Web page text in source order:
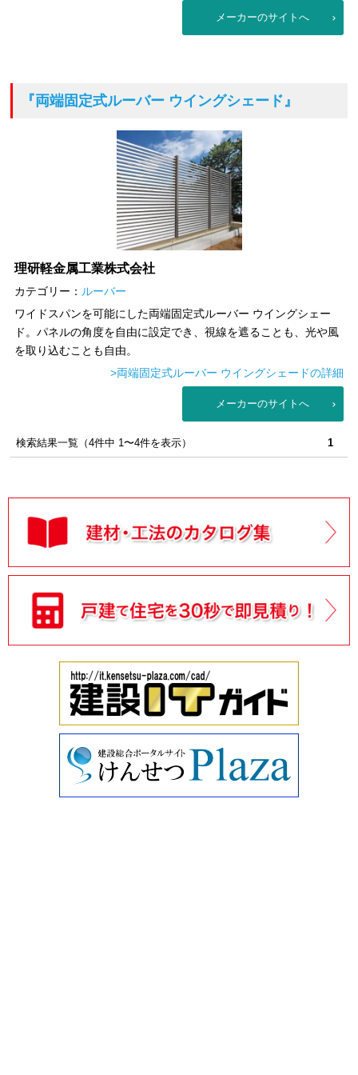
メーカーのサイトへ
『両端固定式ルーバー ウイングシェード』
理研軽金属工業株式会社
カテゴリー： ルーバー
ワイドスパンを可能にした両端固定式ルーバー ウイングシェー
ド。パネルの角度を自由に設定でき、視線を遮ることも、光や風
を取り込むことも自由。
>両端固定式ルーバー ウイングシェードの詳細
メーカーのサイトへ
検索結果一覧（4件中 1〜4件を表示） 1